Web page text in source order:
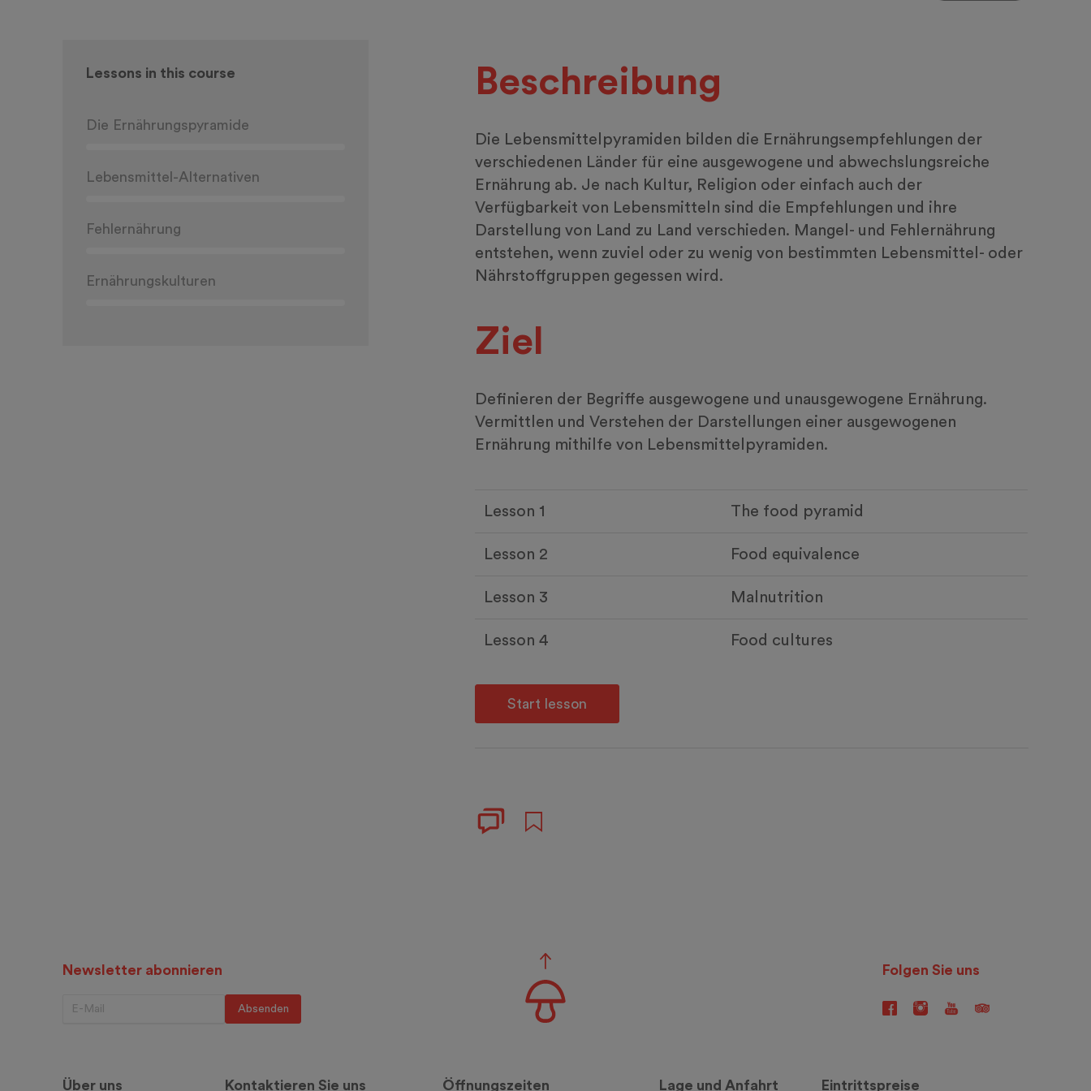
Lessons in this course
Die Ernährungspyramide
Lebensmittel-Alternativen
Fehlernährung
Ernährungskulturen
Beschreibung
Die Lebensmittelpyramiden bilden die Ernährungsempfehlungen der
verschiedenen Länder für eine ausgewogene und abwechslungsreiche
Ernährung ab. Je nach Kultur, Religion oder einfach auch der
Verfügbarkeit von Lebensmitteln sind die Empfehlungen und ihre
Darstellung von Land zu Land verschieden. Mangel- und Fehlernährung
entstehen, wenn zuviel oder zu wenig von bestimmten Lebensmittel- oder
Nährstoffgruppen gegessen wird.
Ziel
Definieren der Begriffe ausgewogene und unausgewogene Ernährung.
Vermittlen und Verstehen der Darstellungen einer ausgewogenen
Ernährung mithilfe von Lebensmittelpyramiden.
Lesson 1 The food pyramid
Lesson 2 Food equivalence
Lesson 3 Malnutrition
Lesson 4 Food cultures
Start lesson
Newsletter abonnieren Folgen Sie uns
Über uns Kontaktieren Sie uns Öffnungszeiten Lage und Anfahrt Eintrittspreise